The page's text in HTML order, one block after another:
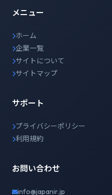
メニュー
ホーム
企業一覧
サイトについて
サイトマップ
サポート
プライバシーポリシー
利用規約
お問い合わせ
info@japanir.jp